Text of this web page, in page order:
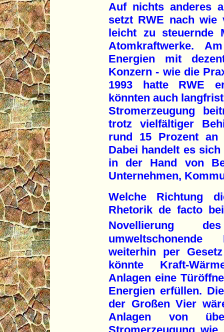
Auf nichts anderes
setzt RWE nach
leicht zu steuernde
Atomkraftwerke.
Energien mit
Konzern - wie die
1993 hatte RWE
könnten auch
Stromerzeugung
trotz vielfältiger
rund 15 Prozent an
Dabei handelt es
in der Hand von
Unternehmen,
Welche Richtung
Rhetorik de facto
Novellierung
umweltschonende
weiterhin per
könnte Kraft-
Anlagen eine
Energien erfüllen.
der Großen Vier
Anlagen von